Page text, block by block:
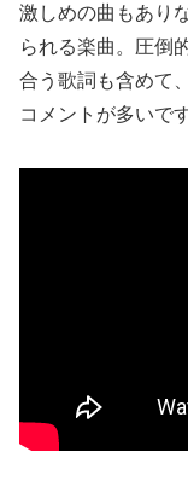
激しめの曲もあり
られる楽曲。圧倒
合う歌詞も含めて
コメントが多いで